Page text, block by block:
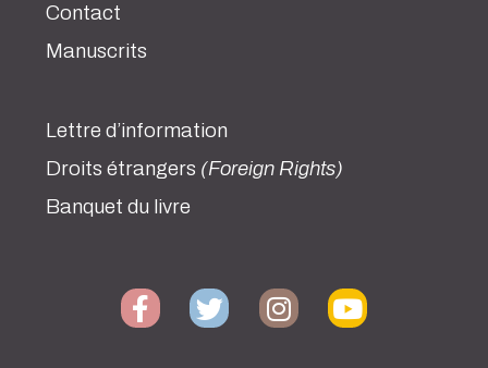
Contact
Manuscrits
Lettre d’information
Droits étrangers (Foreign Rights)
Banquet du livre